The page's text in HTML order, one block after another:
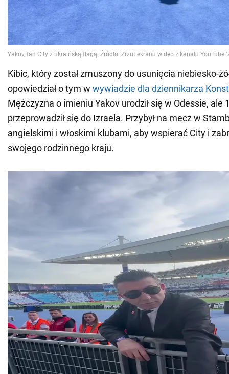
Kibic, który został zmuszony do usunięcia niebiesko-
opowiedział o tym w wywiadzie dla dziennikarza
Mężczyzna o imieniu Yakov urodził się w Odessie, ale
przeprowadził się do Izraela. Przybył na mecz w
angielskimi i włoskimi klubami, aby wspierać City i
swojego rodzinnego kraju.